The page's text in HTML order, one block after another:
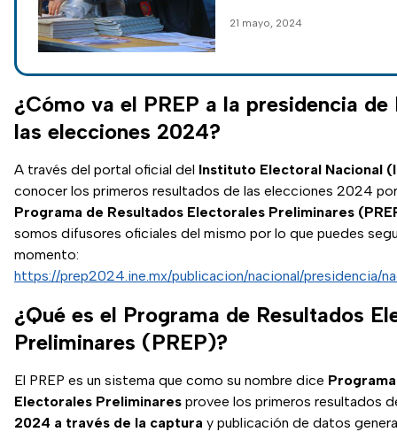
21 mayo, 2024
¿Cómo va el PREP a la presidencia de
las elecciones 2024?
A través del portal oficial del Instituto Electoral Nacional
conocer los primeros resultados de las elecciones 2024
Programa de Resultados Electorales Preliminares
somos difusores oficiales del mismo por lo que puedes
momento:
https://prep2024.ine.mx/publicacion/nacional/presidencia/
¿Qué es el Programa de Resultados
Preliminares (PREP)?
El PREP es un sistema que como su nombre dice
Electorales Preliminares provee los primeros resultados
2024 a través de la captura y publicación de datos